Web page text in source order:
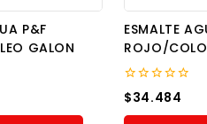
P&F
GALON
ESMALTE
ROJO/
0
out
of
$34.484